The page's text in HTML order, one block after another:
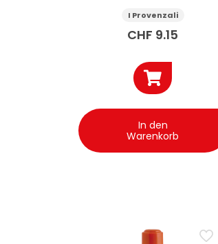
und Mandeln 200
ml
I Provenzali
CHF 9.15
In den
Warenkorb